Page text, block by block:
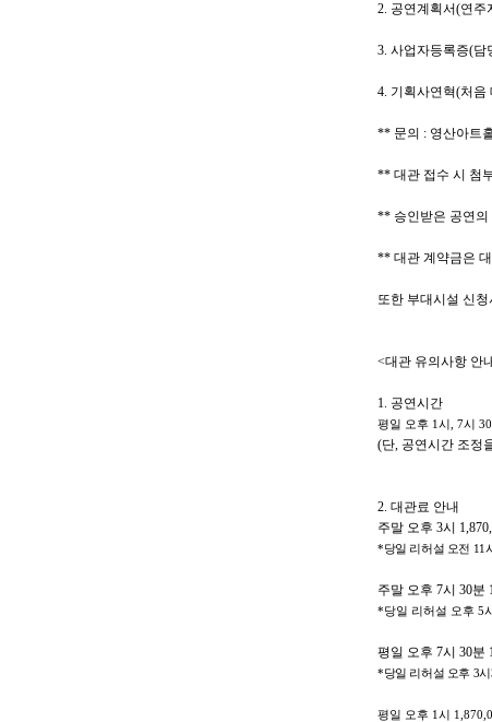
2. 공연계획서(연주
3. 사업자등록증(담
4. 기획사연혁(처음
** 문의 : 영산아트
** 대관 접수 시 첨
** 승인받은 공연
** 대관 계약금은
또한 부대시설 신
<대관 유의사항 안
1. 공연시간
평일 오후 1 시 , 7시 30
(단, 공연시간 조정
2. 대관료 안내
주말 오후 3시
*당일 리허설 오전 11
주말 오후 7시 30분
*당일 리허설 오후 5시
평일 오후 7시 30분
*당일 리허설 오후 3시
평일 오후 1 시